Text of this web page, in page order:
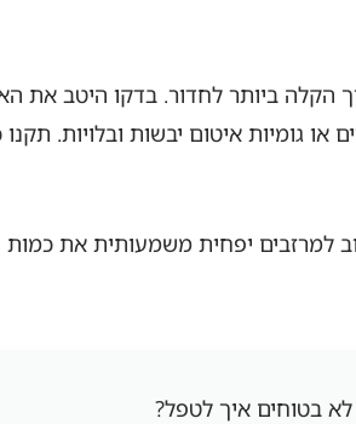
הקלה ביותר לחדור. בדקו היטב את
גומיות איטום יבשות ובלויות.
למרזבים יפחית משמעותית את כמות
בטוחים איך לטפל?